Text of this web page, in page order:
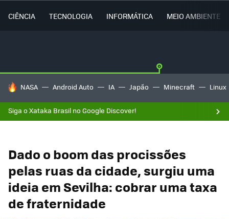
CIÊNCIA TECNOLOGIA INFORMÁTICA MEIO AMBIENTE
TENDÊNCIAS DO DIA
NASA Android Auto IA Japão Minecraft Linux
Siga o Xataka Brasil no Google Discover!
Dado o boom das procissões
pelas ruas da cidade, surgiu uma
ideia em Sevilha: cobrar uma taxa
de fraternidade